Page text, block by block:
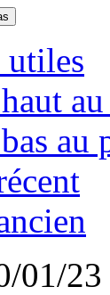
utiles
au
01/23